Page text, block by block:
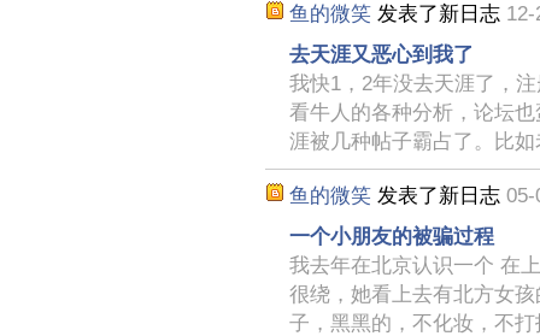
鱼的微笑 发表了新日志 12-
去天涯又恶心到我了
我快1，2年没去天涯了，
看牛人的各种分析，论坛
涯被几种帖子霸占了。比
鱼的微笑 发表了新日志 05-
一个小朋友的被骗过程
我去年在北京认识一个 在
很绕，她看上去有北方女
子，黑黑的，不化妆，不